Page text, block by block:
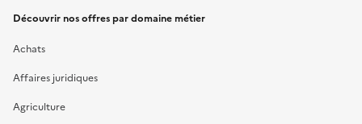
Découvrir nos offres par domaine métier
Achats
Affaires juridiques
Agriculture